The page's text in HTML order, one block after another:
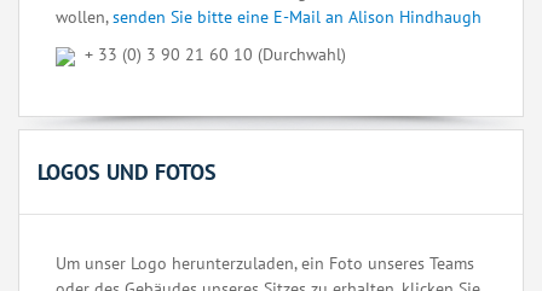
wollen,senden Sie bitte eine E-Mail an Alison Hindhaugh
+ 33 (0) 3 90 21 60 10 (Durchwahl)
LOGOS UND FOTOS
Um unser Logo herunterzuladen, ein Foto unseres Teams